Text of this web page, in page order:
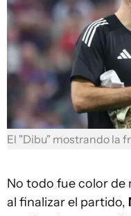
El "Dibu" mostrando la
No todo fue color de
al finalizar el partido,